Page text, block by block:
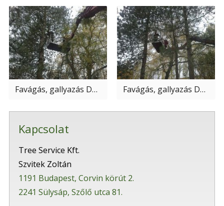
Favágás, gallyazás Dunakeszi Favágás, gallyazás Dunakeszi
Kapcsolat
Tree Service Kft.
Szvitek Zoltán
1191 Budapest, Corvin körút 2.
2241 Sülysáp, Szőlő utca 81.